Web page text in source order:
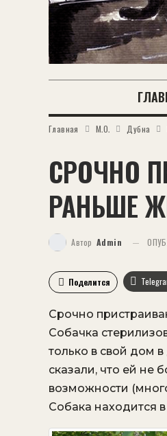
Главная М.О. Дубна
СРОЧНО
РАНЬШЕ
Автор Admin
Поделится
Срочно
Собачка
только в свой дом
сказали, что ей не
возможности
Собака находится